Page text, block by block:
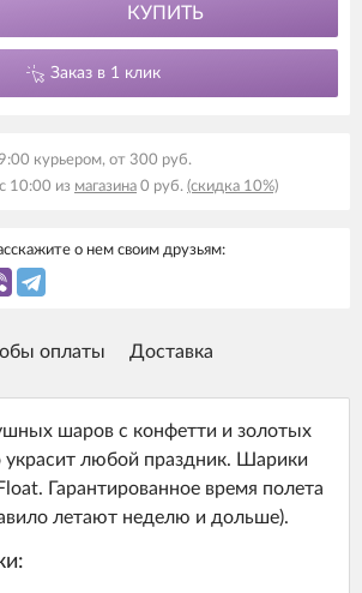
КУПИТЬ
Заказ в 1 клик
курьером, от 300 руб.
10:00 из магазина 0 руб. (скидка 10%)
о нем своим друзьям:
оплаты Доставка
шаров с конфетти и золотых
украсит любой праздник. Шарики
Гарантированное время полета
летают неделю и дольше).